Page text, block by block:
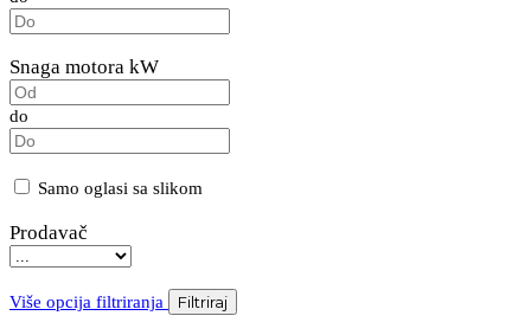
Snaga motora kW
do
Samo oglasi sa slikom
Prodavač
Više opcija filtriranja Filtriraj